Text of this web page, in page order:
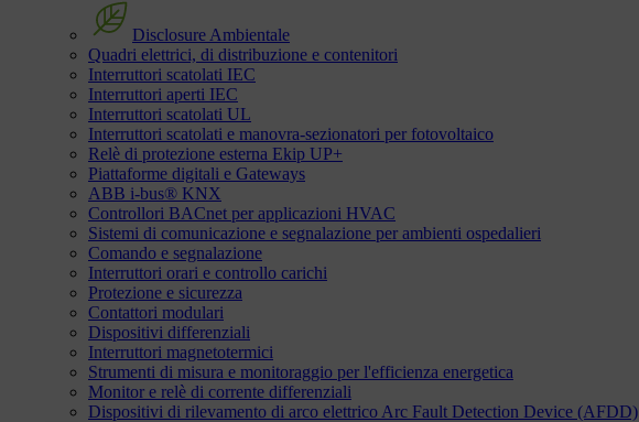
Disclosure Ambientale
Quadri elettrici, di distribuzione e contenitori
Interruttori scatolati IEC
Interruttori aperti IEC
Interruttori scatolati UL
Interruttori scatolati e manovra-sezionatori per fotovoltaico
Relè di protezione esterna Ekip UP+
Piattaforme digitali e Gateways
ABB i-bus® KNX
Controllori BACnet per applicazioni HVAC
Sistemi di comunicazione e segnalazione per ambienti ospedalieri
Comando e segnalazione
Interruttori orari e controllo carichi
Protezione e sicurezza
Contattori modulari
Dispositivi differenziali
Interruttori magnetotermici
Strumenti di misura e monitoraggio per l'efficienza energetica
Monitor e relè di corrente differenziali
Dispositivi di rilevamento di arco elettrico Arc Fault Detection Device (AFDD)